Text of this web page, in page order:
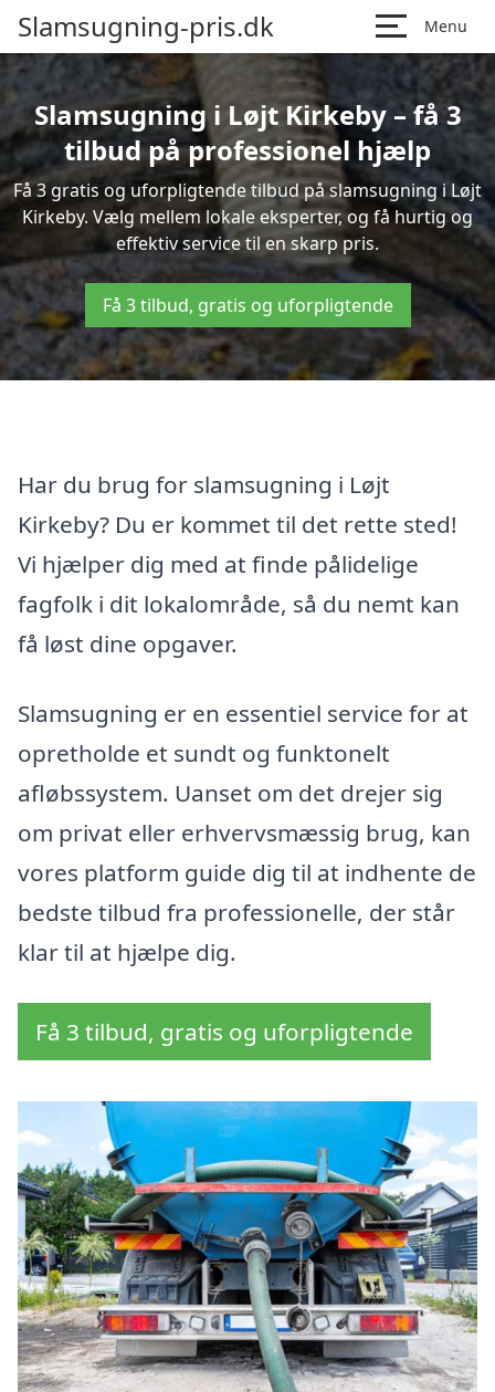
Slamsugning-pris.dk Menu
Slamsugning i Løjt Kirkeby – få 3
tilbud på professionel hjælp
Få 3 gratis og uforpligtende tilbud på slamsugning i Løjt
Kirkeby. Vælg mellem lokale eksperter, og få hurtig og
effektiv service til en skarp pris.
Få 3 tilbud, gratis og uforpligtende
Har du brug for slamsugning i Løjt
Kirkeby? Du er kommet til det rette sted!
Vi hjælper dig med at finde pålidelige
fagfolk i dit lokalområde, så du nemt kan
få løst dine opgaver.
Slamsugning er en essentiel service for at
opretholde et sundt og funktonelt
afløbssystem. Uanset om det drejer sig
om privat eller erhvervsmæssig brug, kan
vores platform guide dig til at indhente de
bedste tilbud fra professionelle, der står
klar til at hjælpe dig.
Få 3 tilbud, gratis og uforpligtende